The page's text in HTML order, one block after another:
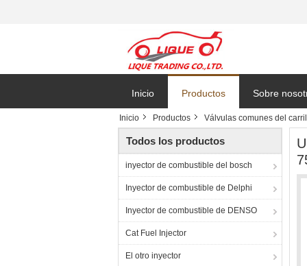
Inicio Productos Sobre
Inicio Productos Válvulas comunes del carril
Todos los productos
inyector de combustible del bosch
Inyector de combustible de Delphi
Inyector de combustible de DENSO
Cat Fuel Injector
El otro inyector